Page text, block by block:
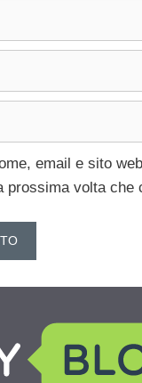
email e sito
prossima volta che